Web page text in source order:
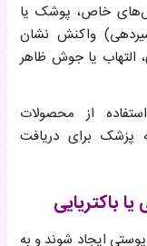
خاص، پوشک یا
واکنش نشان
التهاب یا جوش ظاهر
از محصولات
پزشک برای دریافت
باکتریایی
ایجاد شوند و به